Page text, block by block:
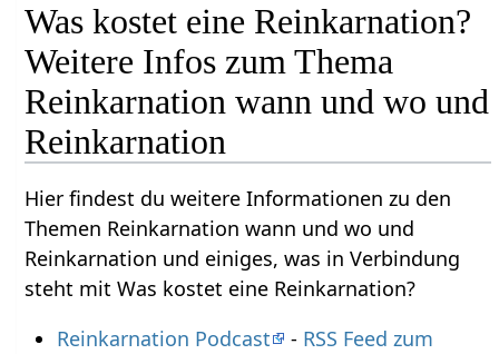
Was kostet eine Reinkarnation?
Weitere Infos zum Thema
Reinkarnation wann und wo und
Reinkarnation
Hier findest du weitere Informationen zu den
Themen Reinkarnation wann und wo und
Reinkarnation und einiges, was in Verbindung
steht mit Was kostet eine Reinkarnation?
Reinkarnation Podcast
- RSS Feed zum